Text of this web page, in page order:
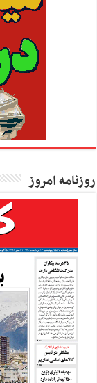
روزنامه امروز